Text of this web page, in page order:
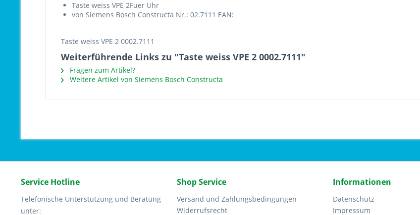
Taste weiss VPE 2Fuer Uhr
von Siemens Bosch Constructa Nr.: 02.7111 EAN:
Taste weiss VPE 2 0002.7111
Weiterführende Links zu "Taste weiss VPE 2 0002.7111"
Fragen zum Artikel?
Weitere Artikel von Siemens Bosch Constructa
Service Hotline
Telefonische Unterstützung und Beratung
unter:
Shop Service
Versand und Zahlungsbedingungen
Widerrufsrecht
Informationen
Datenschutz
Impressum